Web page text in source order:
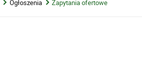
Ogłoszenia Zapytania ofertowe